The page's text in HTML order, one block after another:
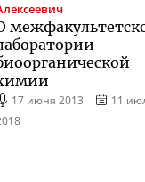
17 июня 2013
11